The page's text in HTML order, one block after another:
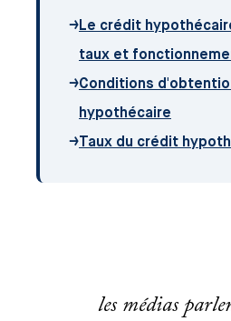
→Le crédit
taux et
→Conditions
hypothécaire
→Taux du crédit
les médias